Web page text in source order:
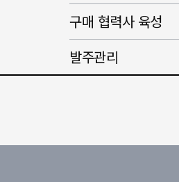
구매 협력사 육성
발주관리